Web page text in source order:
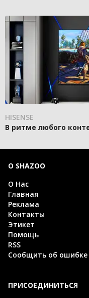
HISENSE
В ритме любого
О SHAZOO
О Нас
Главная
Реклама
Контакты
Этикет
Помощь
RSS
Сообщить об ошибке
ПРИСОЕДИНИТЬСЯ